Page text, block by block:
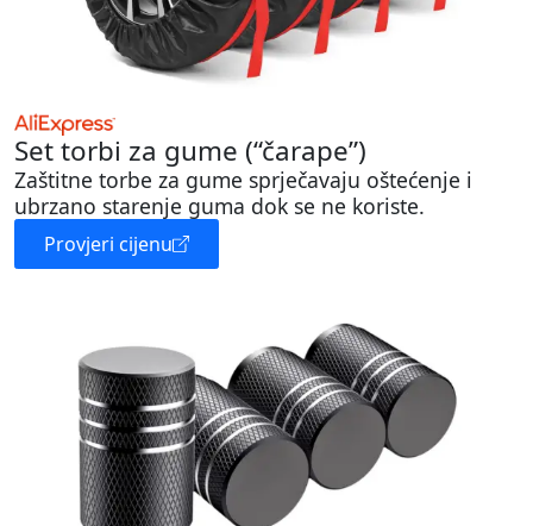
Set torbi za gume (“čarape”)
Zaštitne torbe za gume sprječavaju oštećenje i
ubrzano starenje guma dok se ne koriste.
Provjeri cijenu